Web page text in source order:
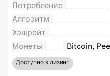
Потребление
Алгоритм
Хэшрейт
Монеты
Bitcoin,
Доступно в лизинг